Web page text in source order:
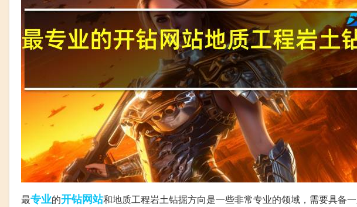
最专业的开钻网站和地质工程岩土钻掘方向是一些非常专业的领域，需要具备